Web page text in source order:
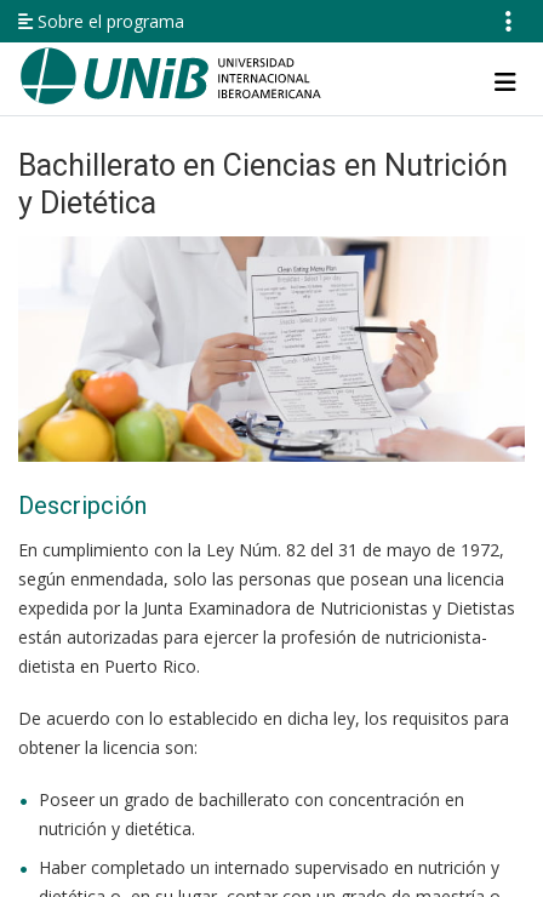
Pasar
al
contenido
principal
Sobre el programa
Navegación
principal
Bachillerato en Ciencias en Nutrición
y Dietética
Descripción
En cumplimiento con la Ley Núm. 82 del 31 de mayo de 1972,
según enmendada, solo las personas que posean una licencia
expedida por la Junta Examinadora de Nutricionistas y Dietistas
están autorizadas para ejercer la profesión de nutricionista-
dietista en Puerto Rico.
De acuerdo con lo establecido en dicha ley, los requisitos para
obtener la licencia son:
Poseer un grado de bachillerato con concentración en
nutrición y dietética.
Haber completado un internado supervisado en nutrición y